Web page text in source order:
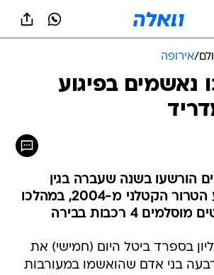
/אירופה
נאשמים בפיגוע
הורשעו בשנה שעברה בגין
מעורבות בפיגוע הטרור הקטלני מ-2004, במהלכו
4 רכבות בבירה
בספרד ביטל היום (חמישי) את
בני אדם שהואשמו במעורבות